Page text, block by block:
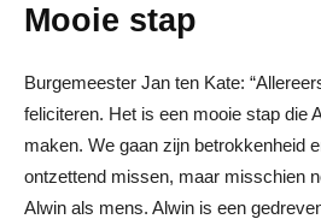
Mooie stap
Burgemeester Jan ten Kate:
feliciteren. Het is een mooie stap die
maken. We gaan zijn betrokkenheid
ontzettend missen, maar misschien
Alwin als mens. Alwin is een